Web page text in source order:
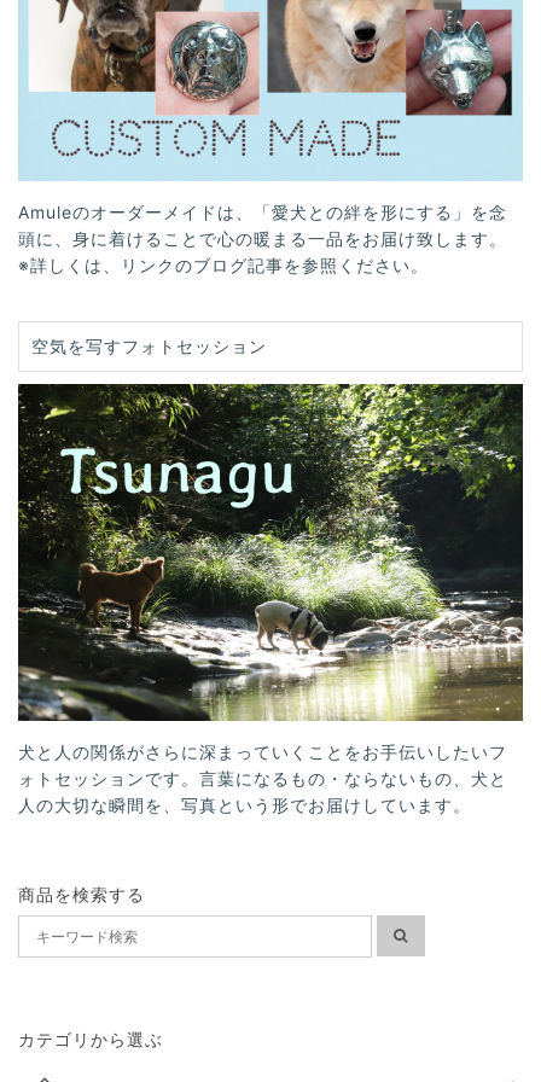
Amuleのオーダーメイドは、「愛犬との絆を形にする」を念
頭に、身に着けることで心の暖まる一品をお届け致します。
※詳しくは、リンクのブログ記事を参照ください。
空気を写すフォトセッション
犬と人の関係がさらに深まっていくことをお手伝いしたいフ
ォトセッションです。言葉になるもの・ならないもの、犬と
人の大切な瞬間を、写真という形でお届けしています。
商品を検索する
カテゴリから選ぶ